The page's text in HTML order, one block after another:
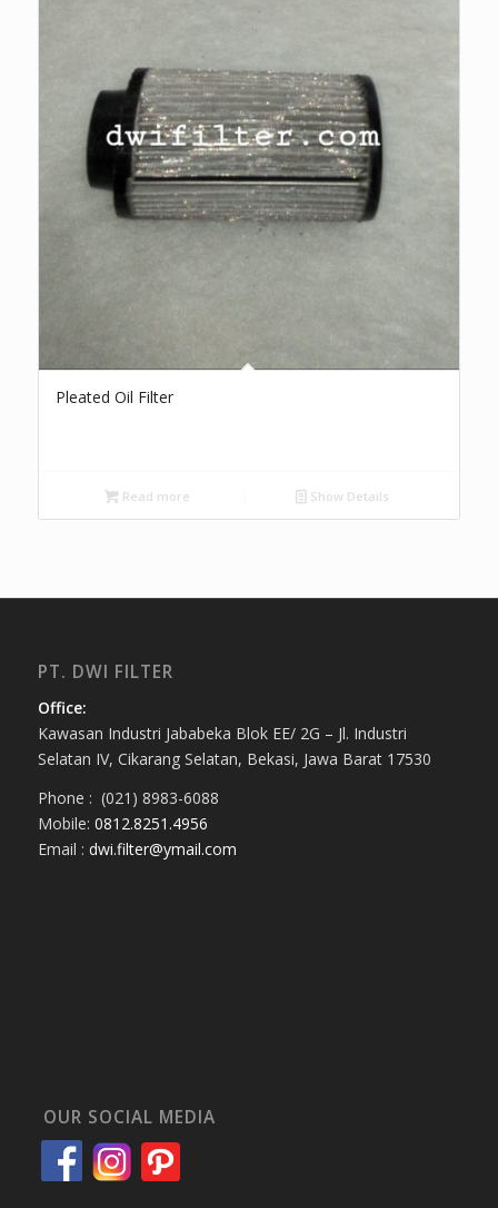
Pleated Oil Filter
Read more Show Details
PT. DWI FILTER
Office:
Kawasan Industri Jababeka Blok EE/ 2G – Jl. Industri
Selatan IV, Cikarang Selatan, Bekasi, Jawa Barat 17530
Phone : (021) 8983-6088
Mobile: 0812.8251.4956
Email : dwi.filter@ymail.com
OUR SOCIAL MEDIA